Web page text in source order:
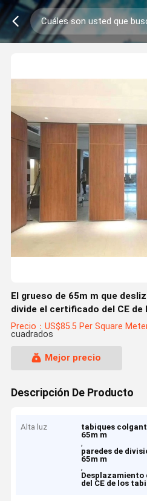
El grueso de 65m m que
divide el certificado del CE de
Precio：US$85.5 Per Square
cuadrados
Mejor precio
Descripción De Producto
Alta luz
tabiques
65m m
,
paredes de
65m m
,
del CE de los